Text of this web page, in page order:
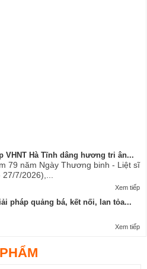
VHNT Hà Tĩnh dâng hương tri ân...
79 năm Ngày Thương binh - Liệt sĩ
7/2026),...
Xem tiếp
pháp quảng bá, kết nối, lan tỏa...
Xem tiếp